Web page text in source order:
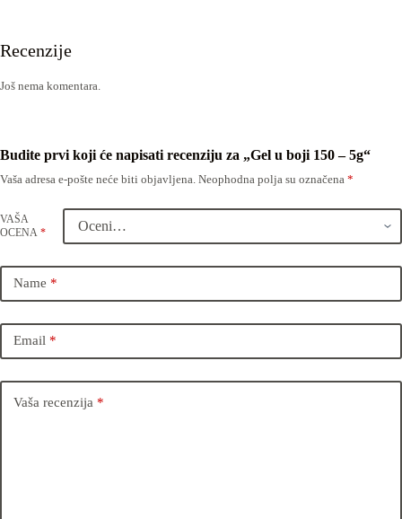
Recenzije
Još nema komentara.
Budite prvi koji će napisati recenziju za „Gel u boji 150 – 5g“
Vaša adresa e-pošte neće biti objavljena. Neophodna polja su označena *
VAŠA
OCENA *
Name *
Email *
Vaša recenzija *